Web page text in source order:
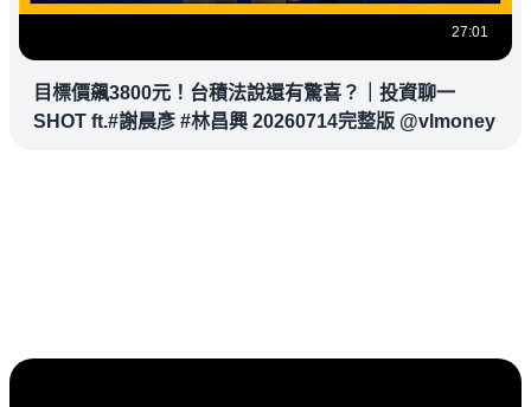
27:01
目標價飆3800元！台積法說還有驚喜？｜投資聊一
SHOT ft.#謝晨彥 #林昌興 20260714完整版 @vlmoney